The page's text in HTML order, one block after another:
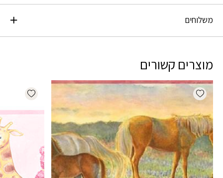
משלוחים
מוצרים קשורים
Add wishlist
wishlist